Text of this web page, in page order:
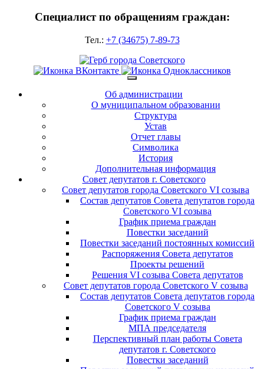
Специалист по обращениям граждан:
Тел.: +7 (34675) 7-89-73
Об администрации
О муниципальном образовании
Структура
Устав
Отчет главы
Символика
История
Дополнительная информация
Совет депутатов г. Советского
Совет депутатов города Советского VI созыва
Состав депутатов Совета депутатов города
Советского VI созыва
График приема граждан
Повестки заседаний
Повестки заседаний постоянных комиссий
Распоряжения Совета депутатов
Проекты решений
Решения VI созыва Совета депутатов
Совет депутатов города Советского V созыва
Состав депутатов Совета депутатов города
Советского V созыва
График приема граждан
МПА председателя
Перспективный план работы Совета
депутатов г. Советского
Повестки заседаний